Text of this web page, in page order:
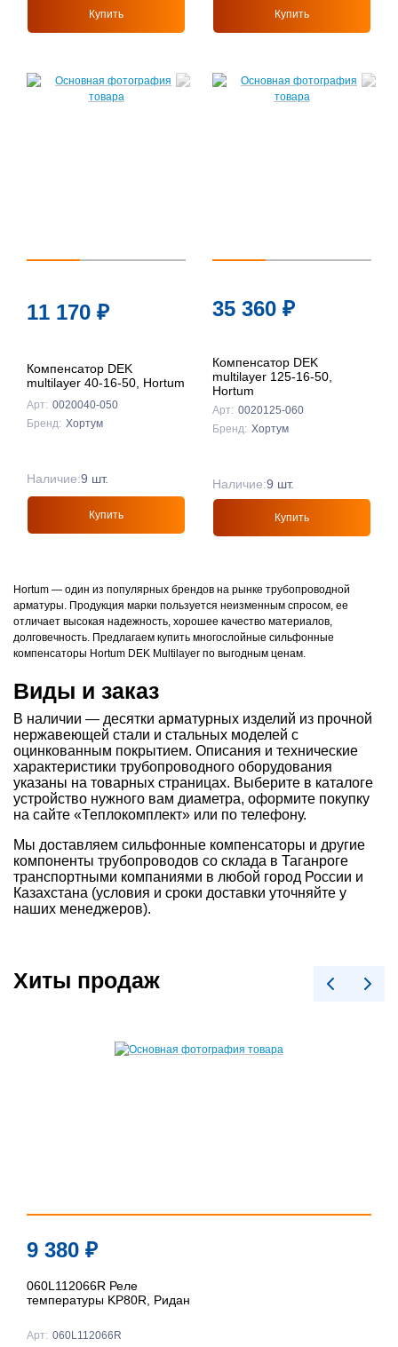
Купить Купить
11 170 ₽
Компенсатор DEK
multilayer 40-16-50, Hortum
Арт: 0020040-050
Бренд: Хортум
Наличие:9 шт.
Купить
35 360 ₽
Компенсатор DEK
multilayer 125-16-50,
Hortum
Арт: 0020125-060
Бренд: Хортум
Наличие:9 шт.
Купить
Hortum — один из популярных брендов на рынке трубопроводной
арматуры. Продукция марки пользуется неизменным спросом, ее
отличает высокая надежность, хорошее качество материалов,
долговечность. Предлагаем купить многослойные сильфонные
компенсаторы Hortum DEK Multilayer по выгодным ценам.
Виды и заказ
В наличии — десятки арматурных изделий из прочной
нержавеющей стали и стальных моделей с
оцинкованным покрытием. Описания и технические
характеристики трубопроводного оборудования
указаны на товарных страницах. Выберите в каталоге
устройство нужного вам диаметра, оформите покупку
на сайте «Теплокомплект» или по телефону.
Мы доставляем сильфонные компенсаторы и другие
компоненты трубопроводов со склада в Таганроге
транспортными компаниями в любой город России и
Казахстана (условия и сроки доставки уточняйте у
наших менеджеров).
Хиты продаж
9 380 ₽
060L112066R Реле
температуры KP80R, Ридан
Арт: 060L112066R